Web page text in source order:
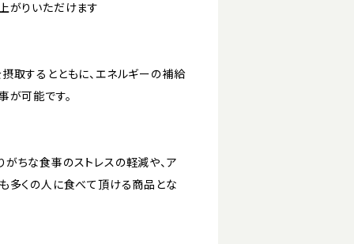
がりいただけます
取するとともに、エネルギーの補給
が可能です。
ちな食事のストレスの軽減や、ア
多くの人に食べて頂ける商品とな